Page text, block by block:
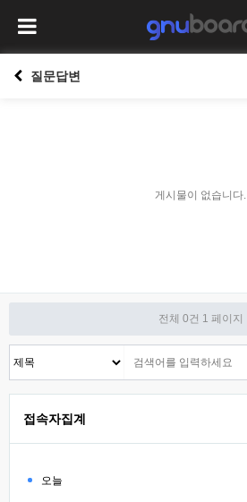
질문답변
게시물이 없습니다.
전체 0건 1 페이지
접속자집계
오늘